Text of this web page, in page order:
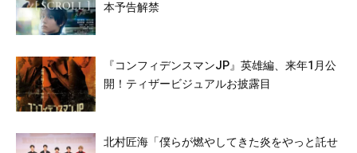
本予告解禁
『コンフィデンスマンJP』英雄編、来年1月公
開！ティザービジュアルお披露目
北村匠海「僕らが燃やしてきた炎をやっと託せ